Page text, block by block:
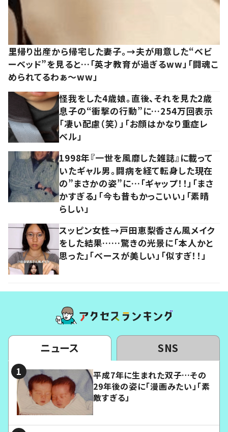
里帰り出産から帰宅した妻子。→夫が用意した“ベビ
ーベッド”を見ると…「英才教育が過ぎるww」「闘魂こ
められてるわぁ～ww」
怪我をした4歳娘。直後、それを見た2歳
息子の“衝撃の行動”に…254万回表示
「凄い配慮（笑）」「お顔はかなり重症レ
ベル」
1998年『一世を風靡した雑誌』に載って
いたギャル男。闘病を経て転身した現在
の”まさかの姿”に…「ギャップ！！」「まさ
かすぎる」「今も昔もかっこいい」「素晴
らしい」
スッピン女性→戸田恵梨香さん風メイク
をした結果……驚きの光景に「本人かと
思った」「ベースが美しい」「似すぎ！！」
ニュース SNS
平成7年に生まれた双子…その
29年後の姿に「漫画みたい」「素
敵すぎる」